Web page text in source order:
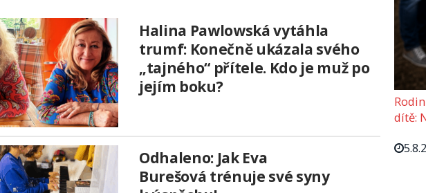
Halina Pawlowská vytáhla
trumf: Konečně ukázala svého
„tajného“ přítele. Kdo je muž po
jejím boku?
Odhaleno: Jak Eva
Burešová trénuje své syny
dítě: